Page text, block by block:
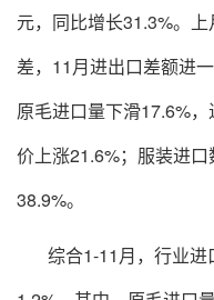
元，同比增长31.3%。上
差， 11月进出口差额进
原毛进口量下滑17.6%
价上涨21.6%；服装进
38.9%。
综合1-11月，行业进